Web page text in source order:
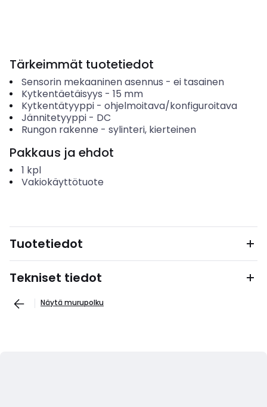
Tärkeimmät tuotetiedot
Sensorin mekaaninen asennus - ei tasainen
Kytkentäetäisyys - 15 mm
Kytkentätyyppi- ohjelmoitava/konfiguroitava
Jännitetyyppi- DC
Rungon rakenne - sylinteri, kierteinen
Pakkaus ja ehdot
1 kpl
Vakiokäyttötuote
Tuotetiedot
Tekniset tiedot
Näytä murupolku